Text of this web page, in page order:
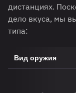
дистанциях.
дело вкуса, мы
типа:
Вид оружия